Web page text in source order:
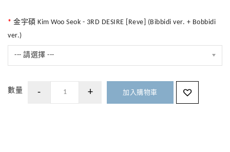
金宇碩 Kim Woo Seok - 3RD DESIRE [Reve] (Bibbidi ver. + Bobbidi
ver.)
--- 請選擇 ---
數量 加入購物車